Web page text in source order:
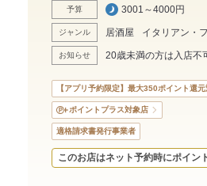
予算 3001～4000円
ジャンル 居酒屋 イタリアン・
お知らせ 20歳未満の方は入店不
【アプリ予約限定】最大350ポイント還
ポイントプラス対象店
適格請求書発行事業者
このお店はネット予約時にポイン